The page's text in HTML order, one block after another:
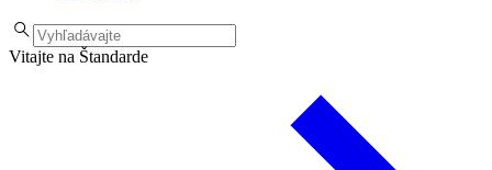
Vitajte na Štandarde